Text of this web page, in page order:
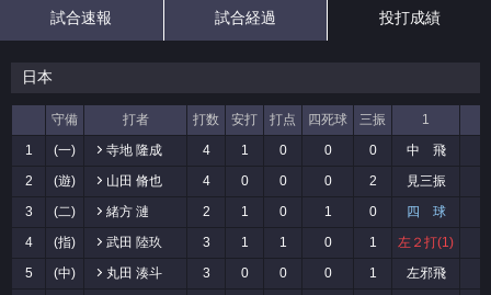
試合速報 試合経過 投打成績
日本
守備 打者 打数 安打 打点 四死球 三振 1
1
(一) 寺地 隆成 4 1 0 0 0 中 飛
2
(遊) 山田 脩也 4 0 0 0 2 見三振
3
(二) 緒方 漣 2 1 0 1 0 四 球
4
(指) 武田 陸玖 3 1 1 0 1 左２打(1)
5
(中) 丸田 湊斗 3 0 0 0 1 左邪飛